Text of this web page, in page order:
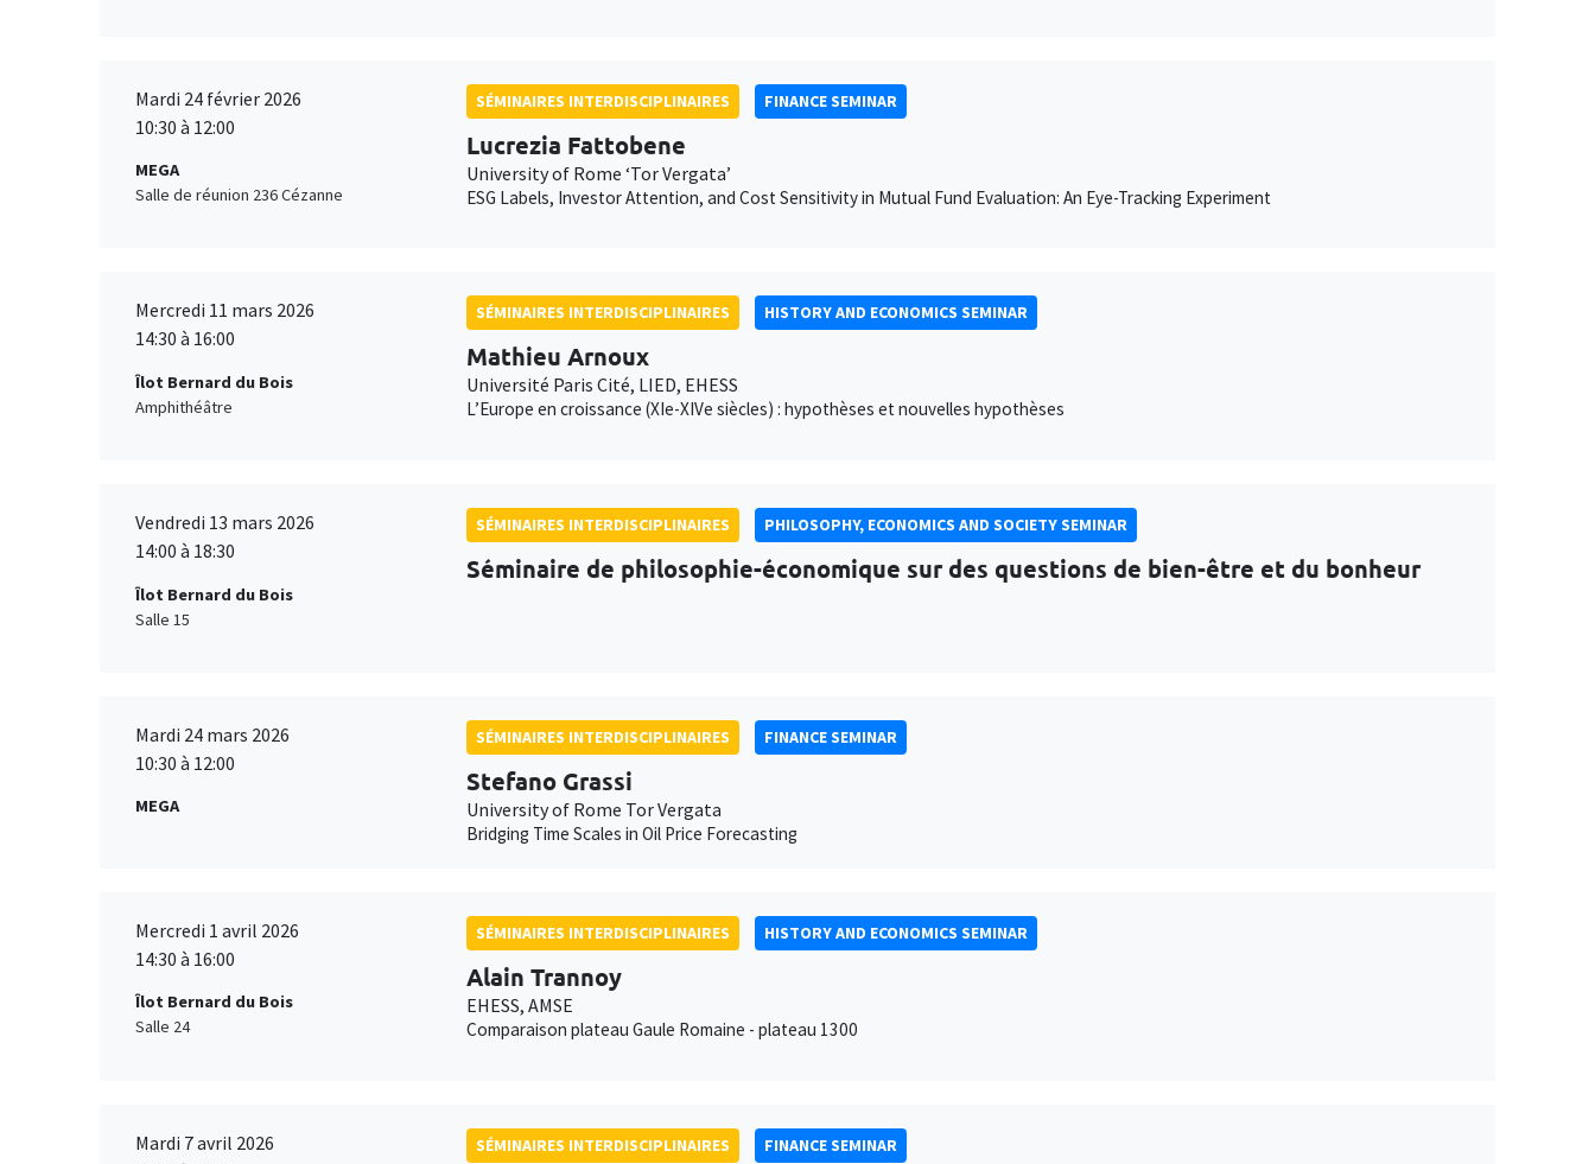
Mardi 24 février 2026
10:30 à 12:00
MEGA
Salle de réunion 236 Cézanne
SÉMINAIRES INTERDISCIPLINAIRES FINANCE SEMINAR
Lucrezia Fattobene
University of Rome ‘Tor Vergata’
ESG Labels, Investor Attention, and Cost Sensitivity in Mutual Fund Evaluation: An Eye-Tracking Experiment
Mercredi 11 mars 2026
14:30 à 16:00
Îlot Bernard du Bois
Amphithéâtre
SÉMINAIRES INTERDISCIPLINAIRES HISTORY AND ECONOMICS SEMINAR
Mathieu Arnoux
Université Paris Cité, LIED, EHESS
L’Europe en croissance (XIe-XIVe siècles) : hypothèses et nouvelles hypothèses
Vendredi 13 mars 2026
14:00 à 18:30
Îlot Bernard du Bois
Salle 15
SÉMINAIRES INTERDISCIPLINAIRES PHILOSOPHY, ECONOMICS AND SOCIETY SEMINAR
Séminaire de philosophie-économique sur des questions de bien-être et du bonheur
Mardi 24 mars 2026
10:30 à 12:00
MEGA
SÉMINAIRES INTERDISCIPLINAIRES FINANCE SEMINAR
Stefano Grassi
University of Rome Tor Vergata
Bridging Time Scales in Oil Price Forecasting
Mercredi 1 avril 2026
14:30 à 16:00
Îlot Bernard du Bois
Salle 24
SÉMINAIRES INTERDISCIPLINAIRES HISTORY AND ECONOMICS SEMINAR
Alain Trannoy
EHESS, AMSE
Comparaison plateau Gaule Romaine - plateau 1300
Mardi 7 avril 2026
SÉMINAIRES INTERDISCIPLINAIRES FINANCE SEMINAR